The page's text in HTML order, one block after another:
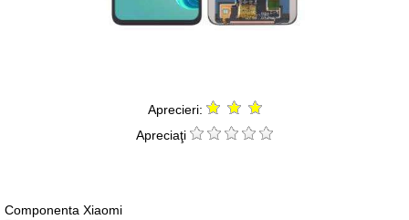
Aprecieri:
Apreciaţi
Componenta Xiaomi